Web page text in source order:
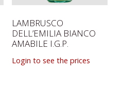
LAMBRUSCO
DELL’EMILIA BIANCO
AMABILE I.G.P.
Login to see the prices